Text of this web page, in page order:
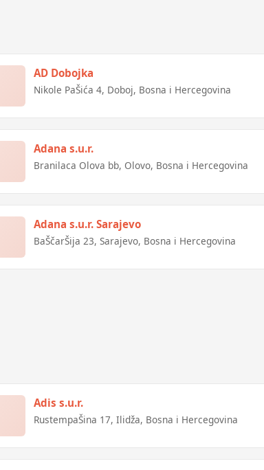
AD Dobojka
Nikole PaŠića 4, Doboj, Bosna i Hercegovina
Adana s.u.r.
Branilaca Olova bb, Olovo, Bosna i Hercegovina
Adana s.u.r. Sarajevo
BaŠčarŠija 23, Sarajevo, Bosna i Hercegovina
Adis s.u.r.
RustempaŠina 17, Ilidža, Bosna i Hercegovina